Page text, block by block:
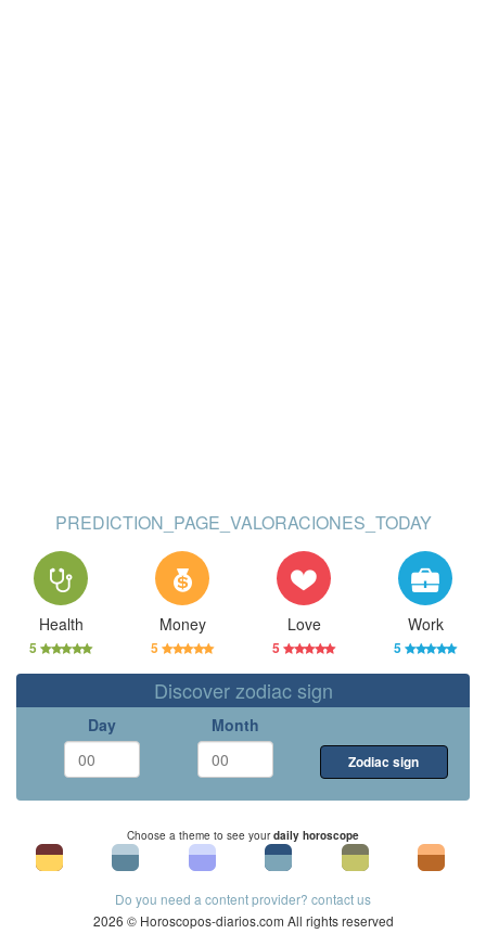
PREDICTION_PAGE_VALORACIONES_TODAY
Health
5
Money
5
Love
5
Work
5
Discover zodiac sign
Day Month
Zodiac sign
Choose a theme to see yourdaily horoscope
Do you need a content provider? contact us
2026 © Horoscopos-diarios.com All rights reserved